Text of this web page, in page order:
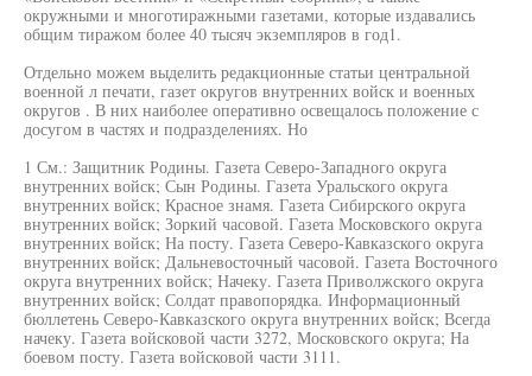
окружными и многотиражными газетами, которые издавались
общим тиражом более 40 тысяч экземпляров в год1.
Отдельно можем выделить редакционные статьи центральной
военной л печати, газет округов внутренних войск и военных
округов . В них наиболее оперативно освещалось положение с
досугом в частях и подразделениях. Но
1 См.: Защитник Родины. Газета Северо-Западного округа
внутренних войск; Сын Родины. Газета Уральского округа
внутренних войск; Красное знамя. Газета Сибирского округа
внутренних войск; Зоркий часовой. Газета Московского округа
внутренних войск; На посту. Газета Северо-Кавказского округа
внутренних войск; Дальневосточный часовой. Газета Восточного
округа внутренних войск; Начеку. Газета Приволжского округа
внутренних войск; Солдат правопорядка. Информационный
бюллетень Северо-Кавказского округа внутренних войск; Всегда
начеку. Газета войсковой части 3272, Московского округа; На
боевом посту. Газета войсковой части 3111.